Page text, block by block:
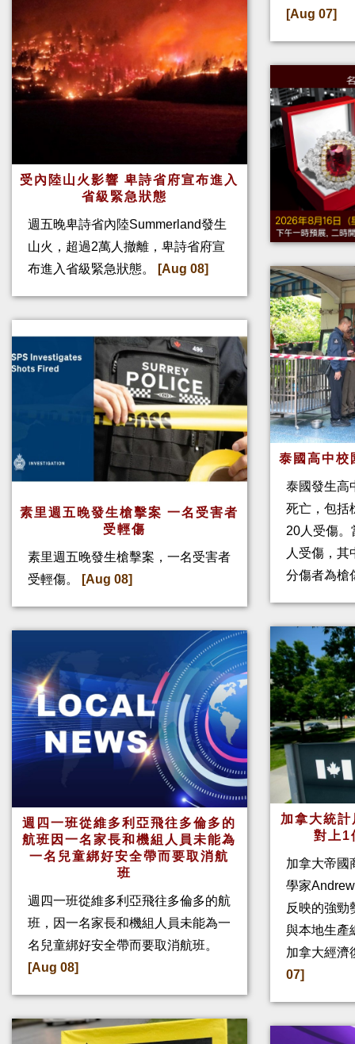
受內陸山火影響 卑詩省府宣布進入
省級緊急狀態
週五晚卑詩省內陸Summerland發生
山火，超過2萬人撤離，卑詩省府宣
布進入省級緊急狀態。
[Aug 08]
素里週五晚發生槍擊案 一名受害者
受輕傷
素里週五晚發生槍擊案，一名受害者
受輕傷。
[Aug 08]
週四一班從維多利亞飛往多倫多的
航班因一名家長和機組人員未能為
一名兒童綁好安全帶而要取消航
班
週四一班從維多利亞飛往多倫多的航
班，因一名家長和機組人員未能為一
名兒童綁好安全帶而要取消航班。
[Aug 08]
[Aug 07]
泰國高中
泰國發生高
死亡，包括
20人受傷
人受傷，其
分傷者為槍
加拿大統
對上
加拿大帝國
學家
反映的強勁
與本地生產
加拿大經濟
07]